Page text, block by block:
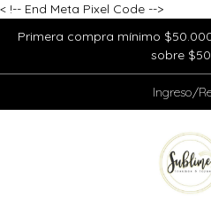
< !-- End Meta Pixel Code -->
Primera compra mínimo
sobre
Ingreso/